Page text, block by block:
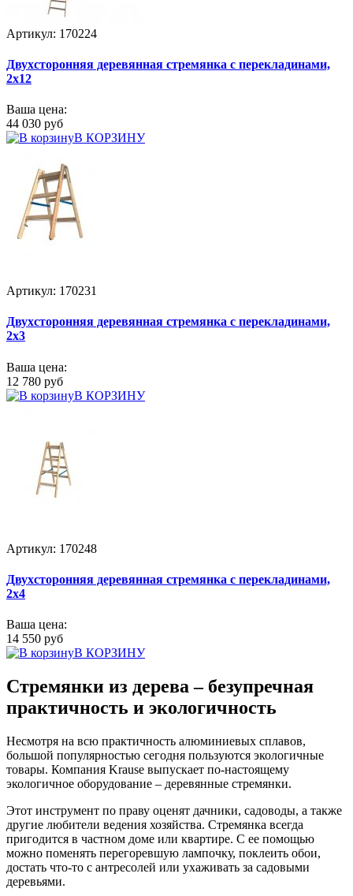
Артикул: 170224
Двухсторонняя деревянная стремянка с перекладинами,
2x12
Ваша цена:
44 030 руб
В КОРЗИНУ
Артикул: 170231
Двухсторонняя деревянная стремянка с перекладинами,
2x3
Ваша цена:
12 780 руб
В КОРЗИНУ
Артикул: 170248
Двухсторонняя деревянная стремянка с перекладинами,
2x4
Ваша цена:
14 550 руб
В КОРЗИНУ
Стремянки из дерева – безупречная
практичность и экологичность
Несмотря на всю практичность алюминиевых сплавов,
большой популярностью сегодня пользуются экологичные
товары. Компания Krause выпускает по-настоящему
экологичное оборудование – деревянные стремянки.
Этот инструмент по праву оценят дачники, садоводы, а также
другие любители ведения хозяйства. Стремянка всегда
пригодится в частном доме или квартире. С ее помощью
можно поменять перегоревшую лампочку, поклеить обои,
достать что-то с антресолей или ухаживать за садовыми
деревьями.